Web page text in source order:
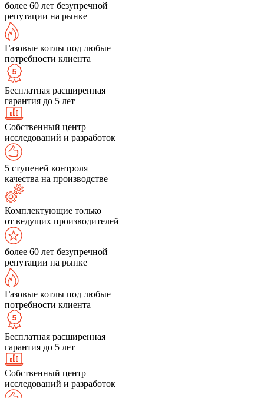
более 60 лет безупречной
репутации на рынке
Газовые котлы под любые
потребности клиента
Бесплатная расширенная
гарантия до 5 лет
Собственный центр
исследований и разработок
5 ступеней контроля
качества на производстве
Комплектующие только
от ведущих производителей
более 60 лет безупречной
репутации на рынке
Газовые котлы под любые
потребности клиента
Бесплатная расширенная
гарантия до 5 лет
Собственный центр
исследований и разработок